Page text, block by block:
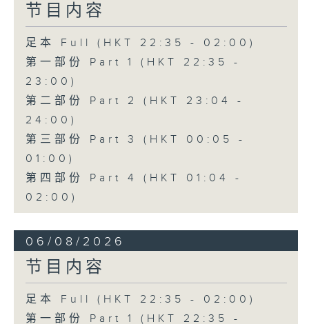
节目内容
足本 Full (HKT 22:35 - 02:00)
第一部份 Part 1 (HKT 22:35 -
23:00)
第二部份 Part 2 (HKT 23:04 -
24:00)
第三部份 Part 3 (HKT 00:05 -
01:00)
第四部份 Part 4 (HKT 01:04 -
02:00)
06/08/2026
节目内容
足本 Full (HKT 22:35 - 02:00)
第一部份 Part 1 (HKT 22:35 -